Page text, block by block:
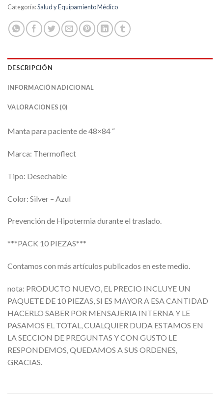
Categoría:Salud y Equipamiento Médico
DESCRIPCIÓN
INFORMACIÓN ADICIONAL
VALORACIONES (0)
Manta para paciente de 48×84 “
Marca: Thermoflect
Tipo: Desechable
Color: Silver – Azul
Prevención de Hipotermia durante el traslado.
***PACK 10 PIEZAS***
Contamos con más artículos publicados en este medio.
nota: PRODUCTO NUEVO, EL PRECIO INCLUYE UN
PAQUETE DE 10 PIEZAS, SI ES MAYOR A ESA CANTIDAD
HACERLO SABER POR MENSAJERIA INTERNA Y LE
PASAMOS EL TOTAL, CUALQUIER DUDA ESTAMOS EN
LA SECCION DE PREGUNTAS Y CON GUSTO LE
RESPONDEMOS, QUEDAMOS A SUS ORDENES,
GRACIAS.